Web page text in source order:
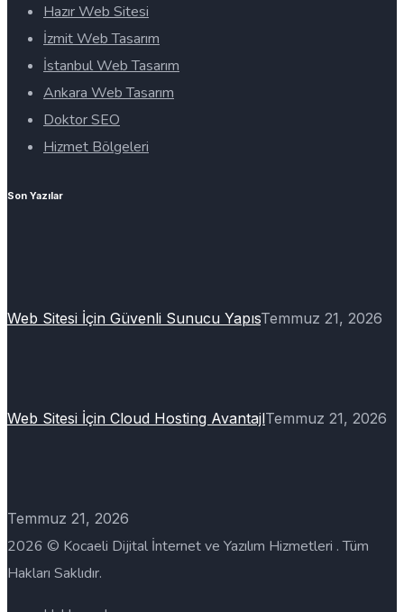
Hazır Web Sitesi
İzmit Web Tasarım
İstanbul Web Tasarım
Ankara Web Tasarım
Doktor SEO
Hizmet Bölgeleri
Son Yazılar
Web Sitesi İçin Güvenli Sunucu YapısTemmuz 21, 2026
Web Sitesi İçin Cloud Hosting AvantajlTemmuz 21, 2026
Temmuz 21, 2026
2026 © Kocaeli Dijital İnternet ve Yazılım Hizmetleri . Tüm
Hakları Saklıdır.